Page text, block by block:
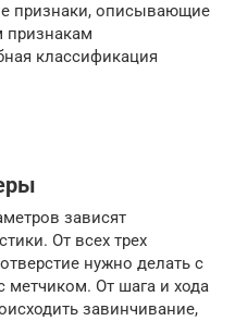
признаки, описывающие
признакам
классификация
зависят
От всех трех
нужно делать с
метчиком. От шага и хода
завинчивание,